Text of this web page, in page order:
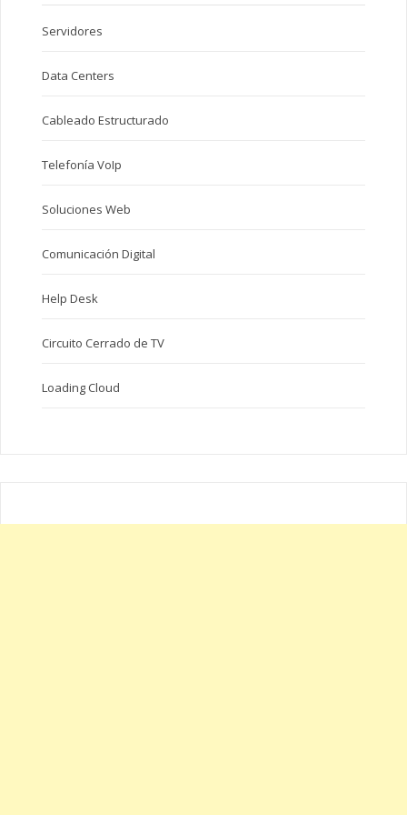
Servidores
Data Centers
Cableado Estructurado
Telefonía VoIp
Soluciones Web
Comunicación Digital
Help Desk
Circuito Cerrado de TV
Loading Cloud